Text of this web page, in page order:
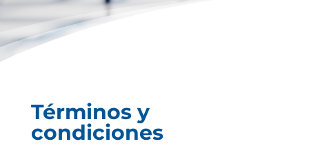
Términos y
condiciones